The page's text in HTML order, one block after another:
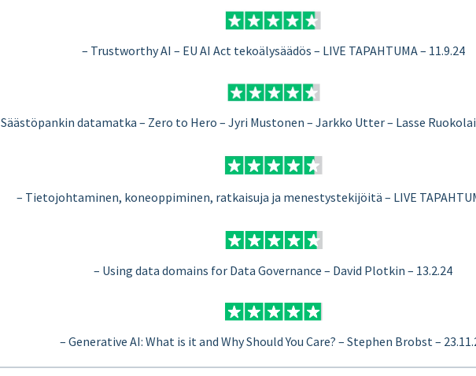
– Trustworthy AI – EU AI Act tekoälysäädös – LIVE TAPAHTUMA – 11.9.24
Säästöpankin datamatka – Zero to Hero – Jyri Mustonen – Jarkko Utter – Lasse
– Tietojohtaminen, koneoppiminen, ratkaisuja ja menestystekijöitä – LIVE
– Using data domains for Data Governance – David Plotkin – 13.2.24
– Generative AI: What is it and Why Should You Care? – Stephen Brobst –